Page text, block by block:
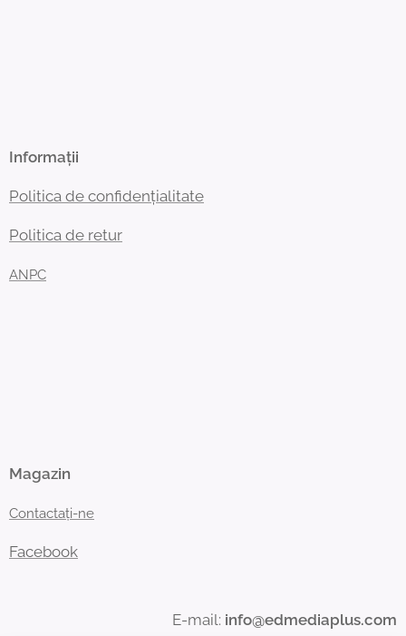
Informații
Politica de confidențialitate
Politica de retur
ANPC
Magazin
Contactați-ne
Facebook
E-mail: info@edmediaplus.com